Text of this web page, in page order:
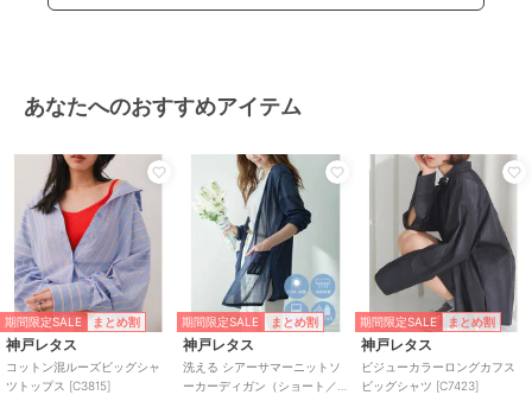
あなたへのおすすめアイテム
期間限定SALE まとめ割
神戸レタス
コットン混ルーズビッグシャ
ツトップス [C3815]
期間限定SALE まとめ割
神戸レタス
洗える シアーサマーニットソ
ーカーディガン（ショート／
期間限定SALE まとめ割
神戸レタス
ビジューカラーロングカフス
ビッグシャツ [C7423]